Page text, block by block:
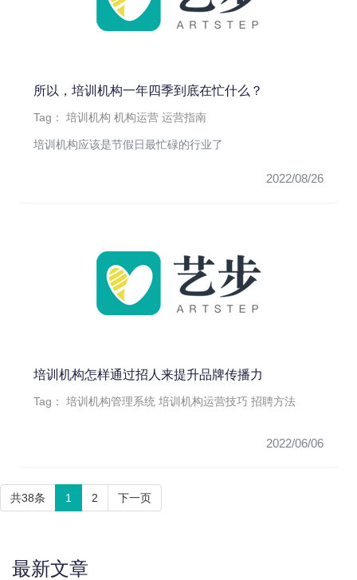
所以，培训机构一年四季到底在忙什么？
Tag：培训机构 机构运营 运营指南
培训机构应该是节假日最忙碌的行业了
2022/08/26
培训机构怎样通过招人来提升品牌传播力
Tag：培训机构管理系统 培训机构运营技巧 招聘方法
2022/06/06
共38条 1 2 下一页
最新文章